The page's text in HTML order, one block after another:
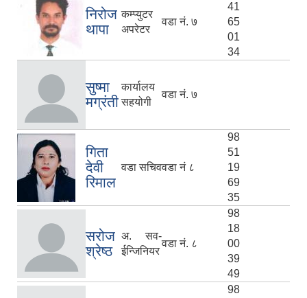
निरोज
थापा
कम्प्युटर
अपरेटर
वडा नं. ७
41
65
01
34
सुष्मा
मग्रंती
कार्यालय
सहयोगी
वडा नं. ७
गिता
देवी
रिमाल
वडा सचिववडा नं ८
98
51
19
69
35
सरोज
श्रेष्ठ
अ. सव-
ईन्जिनियर
वडा नं. ८
98
18
00
39
49
98